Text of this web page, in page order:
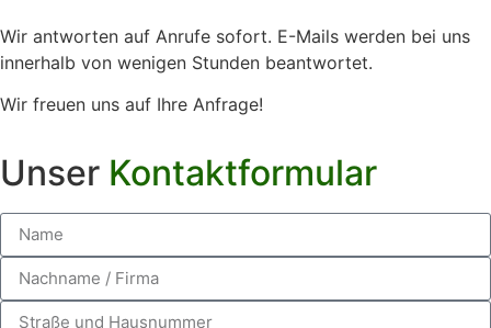
Unser Kontaktformular
Wir antworten auf Anrufe sofort. E-Mails werden bei uns
innerhalb von wenigen Stunden beantwortet.
Wir freuen uns auf Ihre Anfrage!